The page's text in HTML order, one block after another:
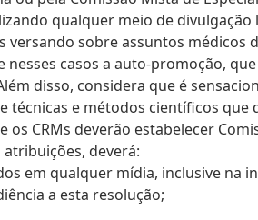
qualquer meio de
versando sobre assuntos médicos
casos a auto-promoção,
disso, considera que é
técnicas e métodos científicos
os CRMs deverão estabelecer
atribuições, deverá:
em qualquer mídia, inclusive na
a esta resolução;